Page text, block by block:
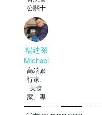
公關十
多年，
現正修
讀教育
博
楊廸深
Michael
高端旅
行家、
美食
家、專
欄作